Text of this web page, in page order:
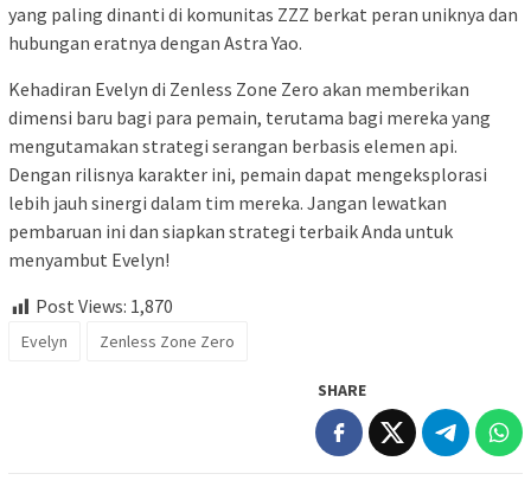
yang paling dinanti di komunitas ZZZ berkat peran uniknya dan
hubungan eratnya dengan Astra Yao.
Kehadiran Evelyn di Zenless Zone Zero akan memberikan
dimensi baru bagi para pemain, terutama bagi mereka yang
mengutamakan strategi serangan berbasis elemen api.
Dengan rilisnya karakter ini, pemain dapat mengeksplorasi
lebih jauh sinergi dalam tim mereka. Jangan lewatkan
pembaruan ini dan siapkan strategi terbaik Anda untuk
menyambut Evelyn!
Post Views: 1,870
Evelyn Zenless Zone Zero
SHARE